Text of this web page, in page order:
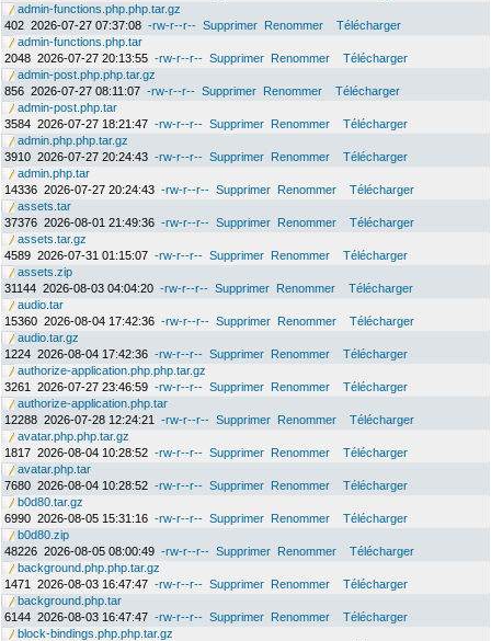
admin-functions.php.php.tar.gz
402 2026-07-27 07:37:08 -rw-r--r-- Supprimer Renommer
Télécharger
admin-functions.php.tar
2048 2026-07-27 20:13:55 -rw-r--r-- Supprimer Renommer
Télécharger
admin-post.php.php.tar.gz
856 2026-07-27 08:11:07 -rw-r--r-- Supprimer Renommer
Télécharger
admin-post.php.tar
3584 2026-07-27 18:21:47 -rw-r--r-- Supprimer Renommer
Télécharger
admin.php.php.tar.gz
3910 2026-07-27 20:24:43 -rw-r--r-- Supprimer Renommer
Télécharger
admin.php.tar
14336 2026-07-27 20:24:43 -rw-r--r-- Supprimer Renommer
Télécharger
assets.tar
37376 2026-08-01 21:49:36 -rw-r--r-- Supprimer Renommer
Télécharger
assets.tar.gz
4589 2026-07-31 01:15:07 -rw-r--r-- Supprimer Renommer
Télécharger
assets.zip
31144 2026-08-03 04:04:20 -rw-r--r-- Supprimer Renommer
Télécharger
audio.tar
15360 2026-08-04 17:42:36 -rw-r--r-- Supprimer Renommer
Télécharger
audio.tar.gz
1224 2026-08-04 17:42:36 -rw-r--r-- Supprimer Renommer
Télécharger
authorize-application.php.php.tar.gz
3261
2026-07-27 23:46:59 -rw-r--r-- Supprimer Renommer
Télécharger
authorize-application.php.tar
12288 2026-07-28 12:24:21 -rw-r--r-- Supprimer Renommer
Télécharger
avatar.php.php.tar.gz
1817 2026-08-04 10:28:52 -rw-r--r-- Supprimer Renommer
Télécharger
avatar.php.tar
7680 2026-08-04 10:28:52 -rw-r--r-- Supprimer Renommer
Télécharger
b0d80.tar.gz
6990 2026-08-05 15:31:16 -rw-r--r-- Supprimer Renommer
Télécharger
b0d80.zip
48226 2026-08-05 08:00:49 -rw-r--r-- Supprimer Renommer
Télécharger
background.php.php.tar.gz
1471
2026-08-03 16:47:47 -rw-r--r-- Supprimer Renommer
Télécharger
background.php.tar
6144 2026-08-03 16:47:47 -rw-r--r-- Supprimer Renommer
Télécharger
block-bindings.php.php.tar.gz